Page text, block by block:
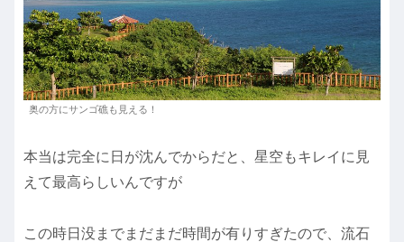
奥の方にサンゴ礁も見える！
本当は完全に日が沈んでからだと、星空もキレイに見
えて最高らしいんですが
この時日没までまだまだ時間が有りすぎたので、流石